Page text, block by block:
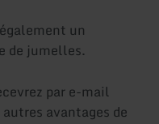
un
de jumelles.
par e-mail
avantages de